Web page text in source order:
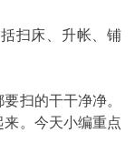
扫床、升帐、铺
扫的干干净净。
来。今天小编重点